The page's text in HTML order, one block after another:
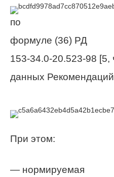
по
формуле (36) РД
153-34.0-20.523-98 [5,
данных
При этом:
— нормируемая